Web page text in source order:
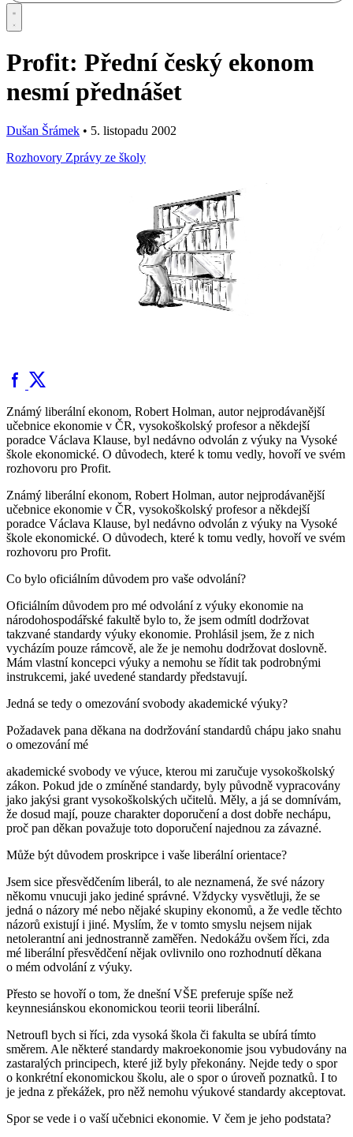
Profit: Přední český ekonom
nesmí přednášet
Dušan Šrámek • 5. listopadu 2002
Rozhovory Zprávy ze školy
Známý liberální ekonom, Robert Holman, autor nejprodávanější
učebnice ekonomie v ČR, vysokoškolský profesor a někdejší
poradce Václava Klause, byl nedávno odvolán z výuky na Vysoké
škole ekonomické. O důvodech, které k tomu vedly, hovoří ve svém
rozhovoru pro Profit.
Známý liberální ekonom, Robert Holman, autor nejprodávanější
učebnice ekonomie v ČR, vysokoškolský profesor a někdejší
poradce Václava Klause, byl nedávno odvolán z výuky na Vysoké
škole ekonomické. O důvodech, které k tomu vedly, hovoří ve svém
rozhovoru pro Profit.
Co bylo oficiálním důvodem pro vaše odvolání?
Oficiálním důvodem pro mé odvolání z výuky ekonomie na
národohospodářské fakultě bylo to, že jsem odmítl dodržovat
takzvané standardy výuky ekonomie. Prohlásil jsem, že z nich
vycházím pouze rámcově, ale že je nemohu dodržovat doslovně.
Mám vlastní koncepci výuky a nemohu se řídit tak podrobnými
instrukcemi, jaké uvedené standardy představují.
Jedná se tedy o omezování svobody akademické výuky?
Požadavek pana děkana na dodržování standardů chápu jako snahu
o omezování mé
akademické svobody ve výuce, kterou mi zaručuje vysokoškolský
zákon. Pokud jde o zmíněné standardy, byly původně vypracovány
jako jakýsi grant vysokoškolských učitelů. Měly, a já se domnívám,
že dosud mají, pouze charakter doporučení a dost dobře nechápu,
proč pan děkan považuje toto doporučení najednou za závazné.
Může být důvodem proskripce i vaše liberální orientace?
Jsem sice přesvědčením liberál, to ale neznamená, že své názory
někomu vnucuji jako jediné správné. Vždycky vysvětluji, že se
jedná o názory mé nebo nějaké skupiny ekonomů, a že vedle těchto
názorů existují i jiné. Myslím, že v tomto smyslu nejsem nijak
netolerantní ani jednostranně zaměřen. Nedokážu ovšem říci, zda
mé liberální přesvědčení nějak ovlivnilo ono rozhodnutí děkana
o mém odvolání z výuky.
Přesto se hovoří o tom, že dnešní VŠE preferuje spíše než
keynnesiánskou ekonomickou teorii teorii liberální.
Netroufl bych si říci, zda vysoká škola či fakulta se ubírá tímto
směrem. Ale některé standardy makroekonomie jsou vybudovány na
zastaralých principech, které již byly překonány. Nejde tedy o spor
o konkrétní ekonomickou školu, ale o spor o úroveň poznatků. I to
je jedna z překážek, pro něž nemohu výukové standardy akceptovat.
Spor se vede i o vaší učebnici ekonomie. V čem je jeho podstata?